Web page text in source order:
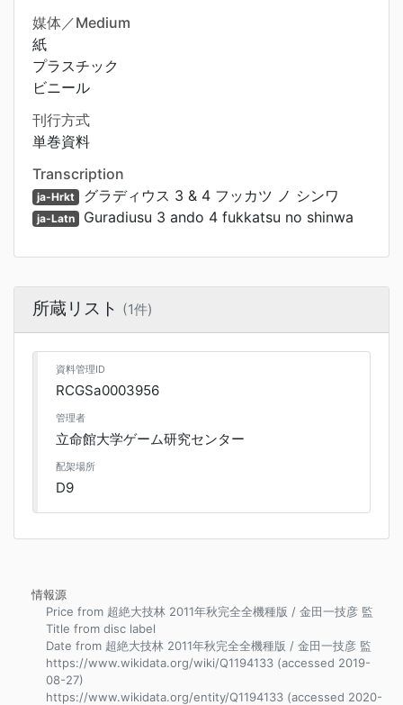
媒体／Medium
紙
プラスチック
ビニール
刊行方式
単巻資料
Transcription
ja-Hrkt グラディウス 3 & 4 フッカツ ノ シンワ
ja-Latn Guradiusu 3 ando 4 fukkatsu no shinwa
所蔵リスト (1件)
資料管理ID
RCGSa0003956
管理者
立命館大学ゲーム研究センター
配架場所
D9
情報源
Price from 超絶大技林 2011年秋完全全機種版 / 金田一技彦 監
Title from disc label
Date from 超絶大技林 2011年秋完全全機種版 / 金田一技彦 監
https://www.wikidata.org/wiki/Q1194133 (accessed 2019-
08-27)
https://www.wikidata.org/entity/Q1194133 (accessed 2020-